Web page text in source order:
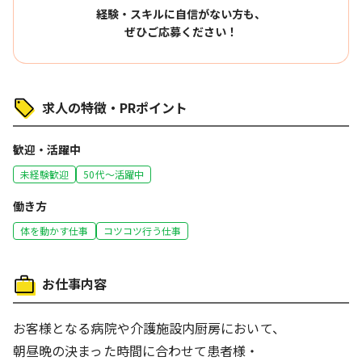
経験・スキルに自信がない方も、
ぜひご応募ください！
求人の特徴・PRポイント
歓迎・活躍中
未経験歓迎 50代～活躍中
働き方
体を動かす仕事 コツコツ行う仕事
お仕事内容
お客様となる病院や介護施設内厨房において、
朝昼晩の決まった時間に合わせて患者様・